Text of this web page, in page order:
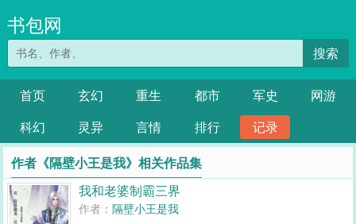
书包网
搜索
首页 玄幻 重生 都市 军史
网游
科幻
灵异 言情 排行 记录
作者《隔壁小王是我》相关作品集
我和老婆制霸三界
作者：隔壁小王是我